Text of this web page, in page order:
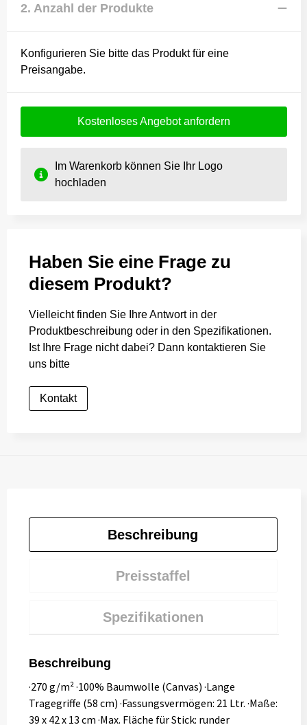
2. Anzahl der Produkte
Konfigurieren Sie bitte das Produkt für eine
Preisangabe.
Kostenloses Angebot anfordern
Im Warenkorb können Sie Ihr Logo
hochladen
Haben Sie eine Frage zu
diesem Produkt?
Vielleicht finden Sie Ihre Antwort in der
Produktbeschreibung oder in den Spezifikationen.
Ist Ihre Frage nicht dabei? Dann kontaktieren Sie
uns bitte
Kontakt
Beschreibung
Preisstaffel
Spezifikationen
Beschreibung
·270 g/m² ·100% Baumwolle (Canvas) ·Lange
Tragegriffe (58 cm) ·Fassungsvermögen: 21 Ltr. ·Maße:
39 x 42 x 13 cm ·Max. Fläche für Stick: runder